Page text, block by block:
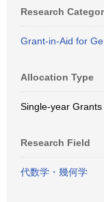
Research
Grant-in-Aid for
Allocation Type
Single-year Grants
Research Field
代数学・幾何学